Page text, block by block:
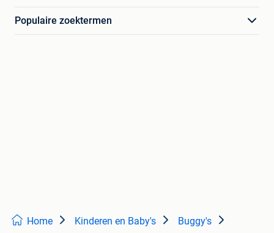
Populaire zoektermen
Home Kinderen en Baby's Buggy's